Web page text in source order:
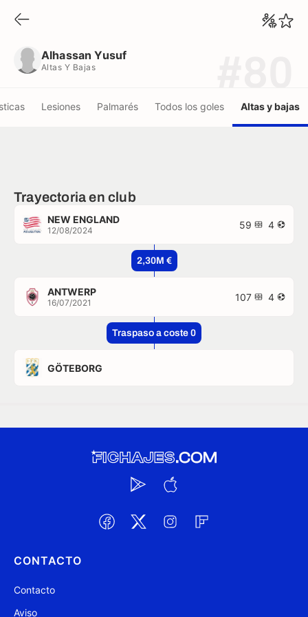
Alhassan Yusuf
Altas Y Bajas
Lesiones Palmarés Todos los goles Altas y bajas
Trayectoria en club
NEW ENGLAND
12/08/2024 59 4
2,30M €
ANTWERP
16/07/2021 107 4
Traspaso a coste 0
GÖTEBORG
CONTACTO
Contacto
Aviso